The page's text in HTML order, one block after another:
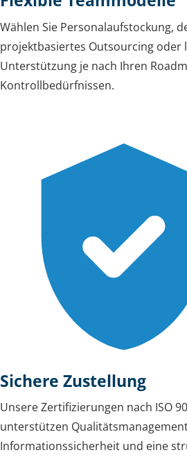
Wählen Sie Personalaufstockung,
projektbasiertes Outsourcing oder
Unterstützung je nach Ihren
Kontrollbedürfnissen.
Sichere Zustellung
Unsere Zertifizierungen nach ISO
unterstützen
Informationssicherheit und eine